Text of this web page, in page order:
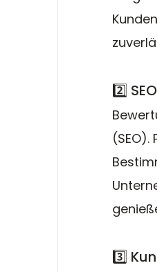
2️⃣
3️⃣